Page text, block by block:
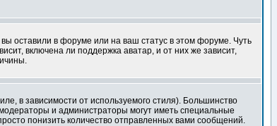
оставили в форуме или на ваш статус в этом форуме. Чуть
включена ли поддержка аватар, и от них же зависит,
в зависимости от используемого стиля). Большинство
и администраторы могут иметь специальные
понизить количество отправленных вами сообщений.